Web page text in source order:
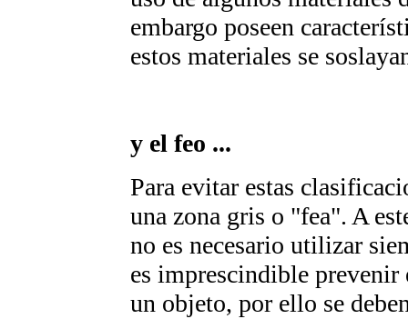
embargo poseen
estos materiales se
y el feo ...
Para evitar estas
una zona gris o "fea". A
no es necesario utilizar
es imprescindible prevenir
un objeto, por ello se